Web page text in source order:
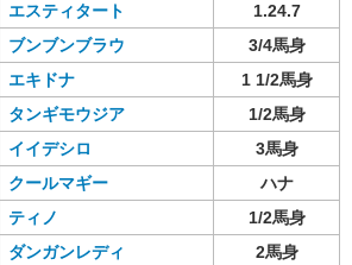
エスティタート
1.24.7
ブンブンブラウ
3/4馬身
エキドナ
1 1/2馬身
タンギモウジア
1/2馬身
イイデシロ
3馬身
クールマギー
ハナ
ティノ
1/2馬身
ダンガンレディ
2馬身